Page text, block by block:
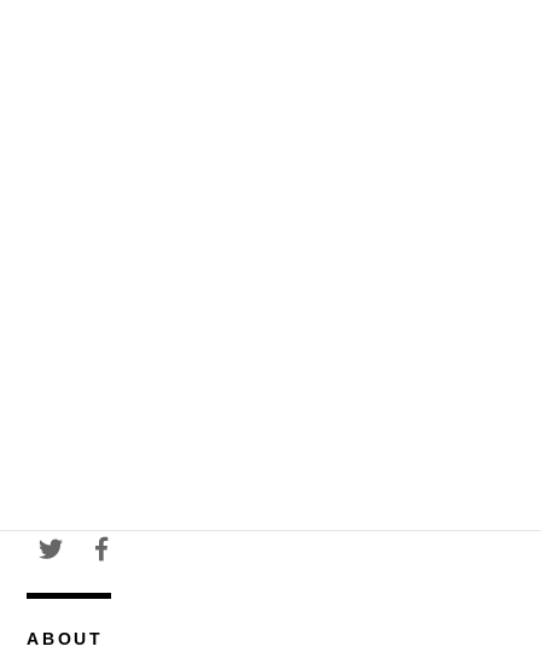
ABOUT